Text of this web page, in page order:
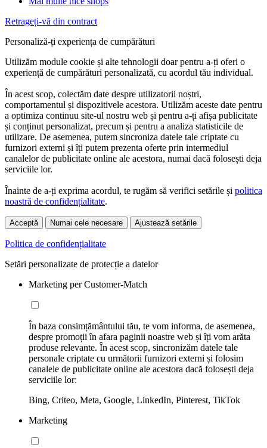
Retrageți-vă din contract
Personaliză-ți experiența de cumpărături
Utilizăm module cookie și alte tehnologii doar pentru a-ți oferi o
experiență de cumpărături personalizată, cu acordul tău individual.
În acest scop, colectăm date despre utilizatorii noștri,
comportamentul și dispozitivele acestora. Utilizăm aceste date pentru
a optimiza continuu site-ul nostru web și pentru a-ți afișa publicitate
și conținut personalizat, precum și pentru a analiza statisticile de
utilizare. De asemenea, putem sincroniza datele tale criptate cu
furnizori externi și îți putem prezenta oferte prin intermediul
canalelor de publicitate online ale acestora, numai dacă folosești deja
serviciile lor.
Înainte de a-ți exprima acordul, te rugăm să verifici setările și politica
noastră de confidențialitate.
Acceptă Numai cele necesare Ajustează setările
Politica de confidențialitate
Setări personalizate de protecție a datelor
Marketing per Customer-Match
În baza consimțământului tău, te vom informa, de asemenea,
despre promoții în afara paginii noastre web și îți vom arăta
produse relevante. În acest scop, sincronizăm datele tale
personale criptate cu următorii furnizori externi și folosim
canalele de publicitate online ale acestora dacă folosești deja
serviciile lor:
Bing, Criteo, Meta, Google, LinkedIn, Pinterest, TikTok
Marketing